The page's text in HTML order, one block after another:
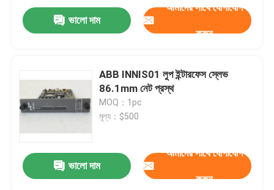
ভালো দাম
আমাদের সাথে যোগাযোগ
করুন
ABB INNIS01 লুপ ইন্টারফেস স্লেভ
86.1mm নেট প্রস্থ
MOQ：1pc
মূল্য：$500
ভালো দাম
আমাদের সাথে যোগাযোগ
করুন